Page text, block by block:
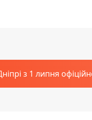
з 1 липня